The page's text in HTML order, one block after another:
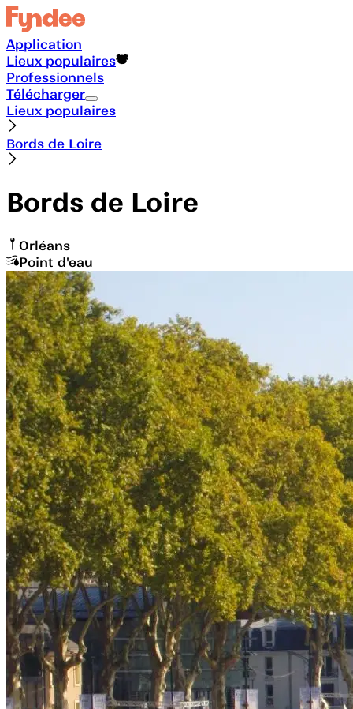
Application
Lieux populaires
Professionnels
Télécharger
Lieux populaires
Bords de Loire
Bords de Loire
Orléans
Point d'eau